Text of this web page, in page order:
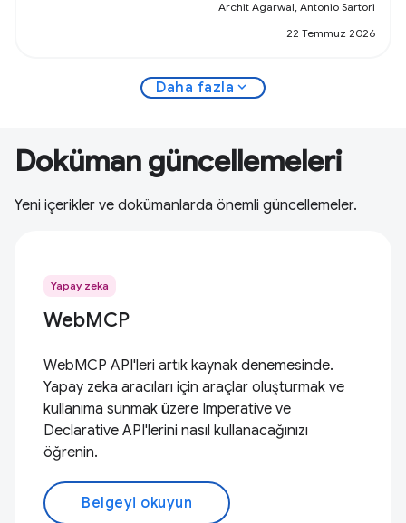
Archit Agarwal, Antonio Sartori
22 Temmuz 2026
Daha fazla expand_more
Doküman güncellemeleri
Yeni içerikler ve dokümanlarda önemli güncellemeler.
Yapay zeka
WebMCP
WebMCP API'leri artık kaynak denemesinde.
Yapay zeka aracıları için araçlar oluşturmak ve
kullanıma sunmak üzere Imperative ve
Declarative API'lerini nasıl kullanacağınızı
öğrenin.
Belgeyi okuyun